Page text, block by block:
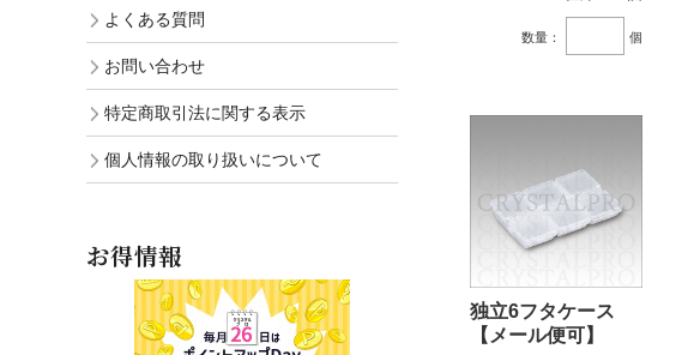
数量： 個
独立6フタケース
【メール便可】
よくある質問
お問い合わせ
特定商取引法に関する表示
個人情報の取り扱いについて
お得情報